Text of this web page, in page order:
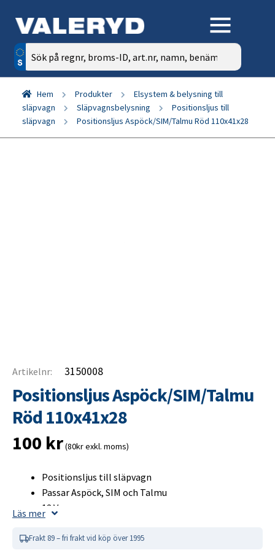
Sök
efter:
Hem Produkter
Elsystem & belysning till
släpvagn
Släpvagnsbelysning
Positionsljus till
släpvagn
Positionsljus Aspöck/SIM/Talmu Röd 110x41x28
Artikelnr: 3150008
Positionsljus Aspöck/SIM/Talmu
Röd 110x41x28
100 kr(80kr exkl. moms)
Positionsljus till släpvagn
Passar Aspöck, SIM och Talmu
12 V
Kabelanslutning
Läs mer
Frakt 89 – fri frakt vid köp över 1995